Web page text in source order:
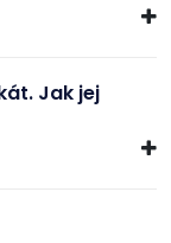
Jak jej